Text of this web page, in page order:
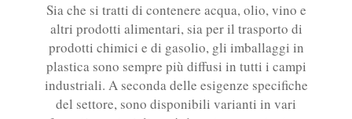
Sia che si tratti di contenere acqua, olio, vino e
altri prodotti alimentari, sia per il trasporto di
prodotti chimici e di gasolio, gli imballaggi in
plastica sono sempre più diffusi in tutti i campi
industriali. A seconda delle esigenze specifiche
del settore, sono disponibili varianti in vari